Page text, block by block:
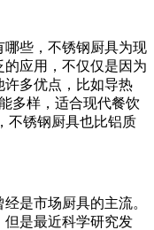
些，不锈钢厨具为现
应用，不仅仅是因为
许多优点，比如导热
多样，适合现代餐饮
不锈钢厨具也比铝质
是市场厨具的主流。
但是最近科学研究发